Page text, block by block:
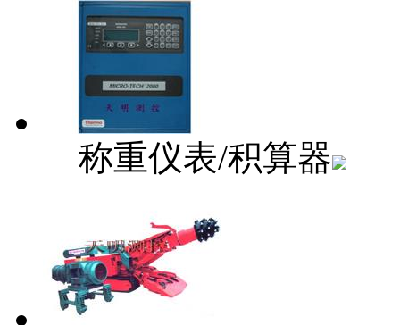
称重仪表/积算器